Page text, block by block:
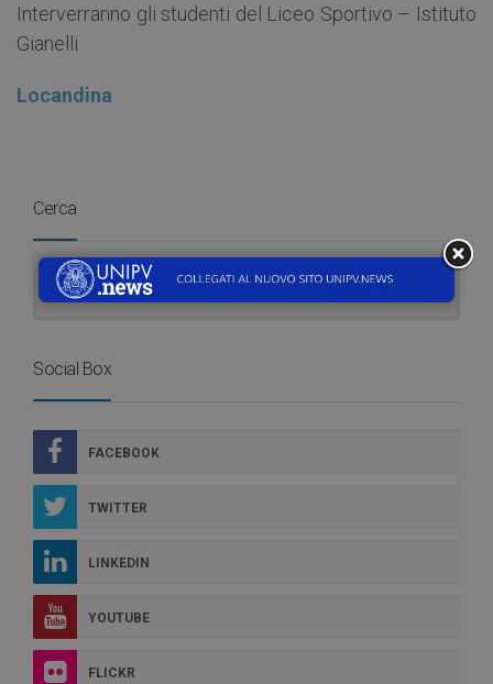
Interverranno gli studenti del Liceo Sportivo – Istituto
Gianelli
Locandina
Cerca
Social Box
FACEBOOK
TWITTER
LINKEDIN
YOUTUBE
FLICKR